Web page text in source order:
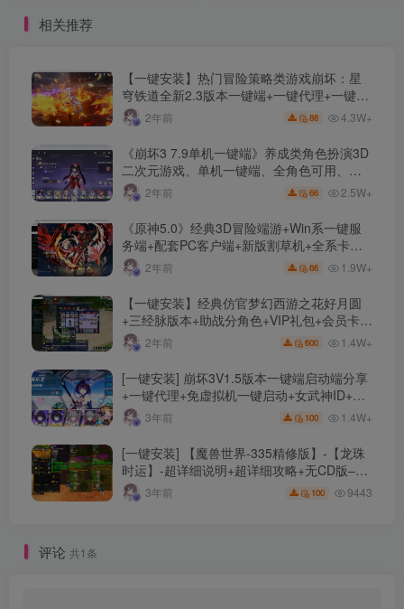
相关推荐
【一键安装】热门冒险策略类游戏崩坏：星
穹铁道全新2.3版本一键端+一键代理+一键启
动+免虚拟机
2年前 88 4.3W+
《崩坏3 7.9单机一键端》养成类角色扮演3D
二次元游戏、单机一键端、全角色可用、无
限资源、附带保姆级安装教程
2年前 66 2.5W+
《原神5.0》经典3D冒险端游+Win系一键服
务端+配套PC客户端+新版割草机+全系卡池
文件2年前 66 1.9W+
【一键安装】经典仿官梦幻西游之花好月圆
+三经脉版本+助战分角色+VIP礼包+会员卡
+剧情活动+视频搭建及其他修改资料
2年前 600 1.4W+
[一键安装] 崩坏3V1.5版本一键端启动端分享
+一键代理+免虚拟机一键启动+女武神ID+详
细指令+极简一键修改
3年前 100 1.4W+
[一键安装] 【魔兽世界-335精修版】-【龙珠
时运】-超详细说明+超详细攻略+无CD版–精
修版本-站长推荐+站长亲测
3年前 100 9443
评论 共1条